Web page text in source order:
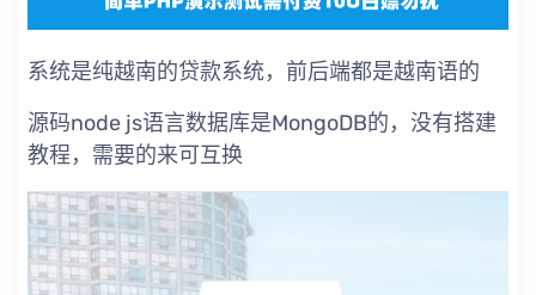
系统是纯越南的贷款系统，前后端都是越南语的
源码node js语言数据库是MongoDB的，没有搭建
教程，需要的来可互换